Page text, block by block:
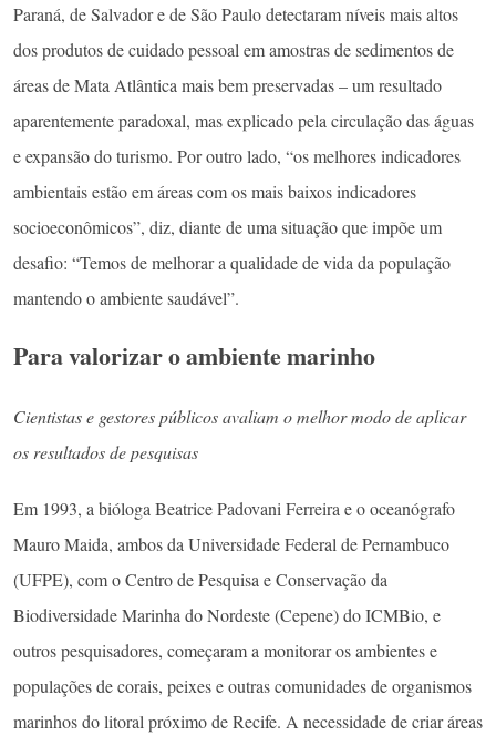
Paraná, de Salvador e de São Paulo detectaram níveis mais altos
dos produtos de cuidado pessoal em amostras de sedimentos de
áreas de Mata Atlântica mais bem preservadas – um resultado
aparentemente paradoxal, mas explicado pela circulação das águas
e expansão do turismo. Por outro lado, “os melhores indicadores
ambientais estão em áreas com os mais baixos indicadores
socioeconômicos”, diz, diante de uma situação que impõe um
desafio: “Temos de melhorar a qualidade de vida da população
mantendo o ambiente saudável”.
Para valorizar o ambiente marinho
Cientistas e gestores públicos avaliam o melhor modo de aplicar
os resultados de pesquisas
Em 1993, a bióloga Beatrice Padovani Ferreira e o oceanógrafo
Mauro Maida, ambos da Universidade Federal de Pernambuco
(UFPE), com o Centro de Pesquisa e Conservação da
Biodiversidade Marinha do Nordeste (Cepene) do ICMBio, e
outros pesquisadores, começaram a monitorar os ambientes e
populações de corais, peixes e outras comunidades de organismos
marinhos do litoral próximo de Recife. A necessidade de criar áreas